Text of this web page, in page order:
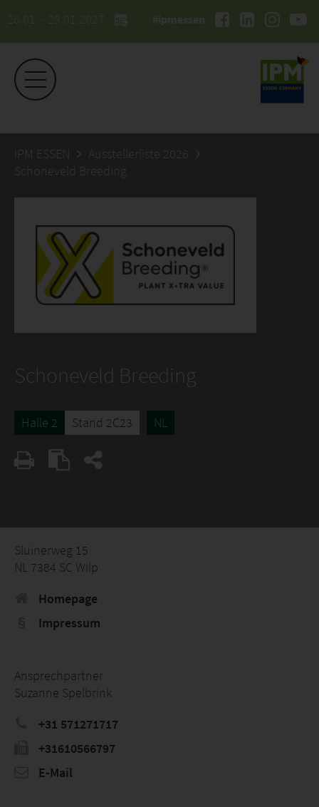
26.01. - 29.01.2027 #ipmessen
IPM ESSEN
Ausstellerliste 2026
Schoneveld Breeding
Schoneveld Breeding
Halle 2 Stand 2C23 NL
Sluinerweg 15
NL 7384 SC Wilp
Homepage
Impressum
Ansprechpartner
Suzanne Spelbrink
+31 571271717
+31610566797
E-Mail